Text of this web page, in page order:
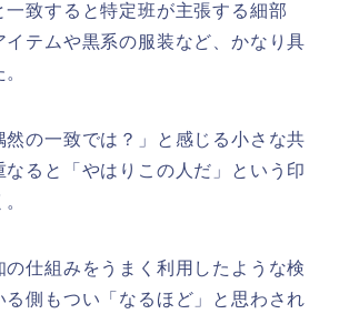
一致すると特定班が主張する細部
イテムや黒系の服装など、かなり具
然の一致では？」と感じる小さな共
ると「やはりこの人だ」という印
の仕組みをうまく利用したような検
る側もつい「なるほど」と思わされ